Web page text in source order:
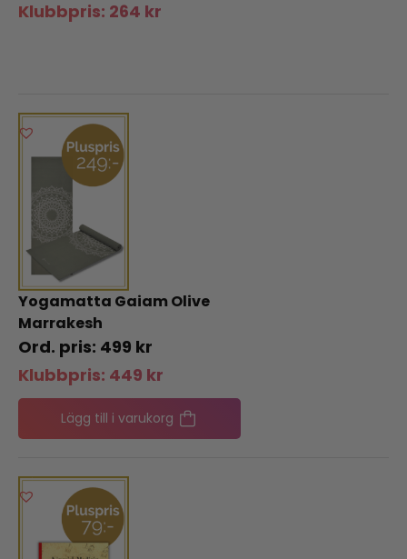
Klubbpris: 264 kr
Yogamatta Gaiam Olive
Marrakesh
499 kr
Klubbpris: 449 kr
Lägg till i varukorg